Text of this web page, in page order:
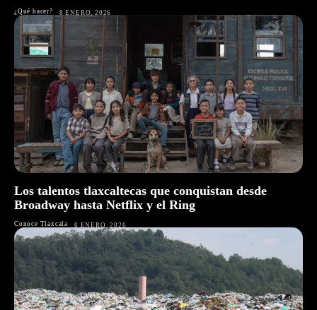
¿Qué hacer? 8 ENERO, 2026
Los talentos tlaxcaltecas que conquistan desde
Broadway hasta Netflix y el Ring
Conoce Tlaxcala 6 ENERO, 2026